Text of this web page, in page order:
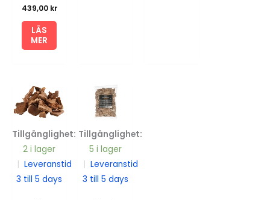
439,00 kr
LÄS
MER
Tillgänglighet:
2 i lager
Leveranstid
3 till 5 days
Tillgänglighet:
5 i lager
Leveranstid
3 till 5 days